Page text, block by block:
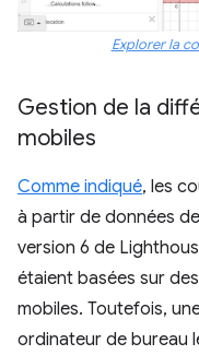
Explorer la
Gestion de la
mobiles
Comme indiqué, les
à partir de données
version 6 de
étaient basées sur
mobiles. Toutefois,
ordinateur de bureau